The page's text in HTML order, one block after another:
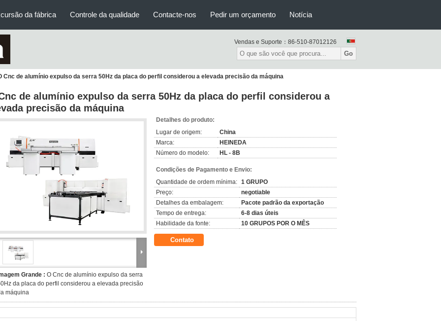
da fábrica Controle da qualidade Contacte-nos Pedir um orçamento Notícia
Vendas e Suporte： 86-510-87012126
Go
Cnc de alumínio expulso da serra 50Hz da placa do perfil considerou a elevada precisão da máquina
de alumínio expulso da serra 50Hz da placa do perfil considerou a
precisão da máquina
Grande : O Cnc de alumínio expulso da serra
da placa do perfil considerou a elevada precisão
máquina
Detalhes do produto:
Lugar de origem:
China
Marca:
HEINEDA
Número do modelo:
HL - 8B
Condições de Pagamento e Envio:
Quantidade de ordem mínima: 1 GRUPO
Preço:
negotiable
Detalhes da embalagem:
Pacote padrão da exportação
Tempo de entrega:
6-8 dias úteis
Habilidade da fonte:
10 GRUPOS POR O MÊS
Contato